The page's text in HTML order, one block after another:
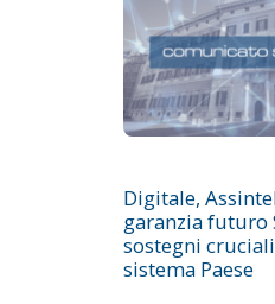
Digitale,
garanzia futuro
sostegni
sistema Paese